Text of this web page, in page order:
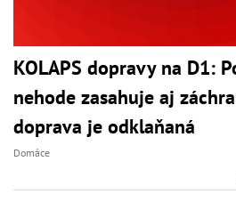
KOLAPS dopravy na D1:
nehode zasahuje aj
doprava je odklaňaná
Domáce